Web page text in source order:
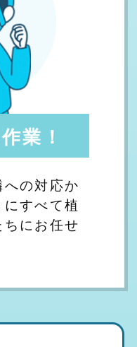
業！
の対応か
すべて植
にお任せ